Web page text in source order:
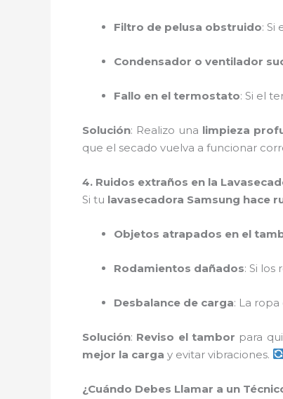
Filtro de pelusa obstruido: Si
Condensador o ventilador
Fallo en el termostato: Si el
Solución: Realizo una limpieza
que el secado vuelva a funcionar
4. Ruidos extraños en la
Si tu lavasecadora Samsung hace
Objetos atrapados en el
Rodamientos dañados: Si los
Desbalance de carga: La
Solución: Reviso el tambor para
mejor la carga y evitar vibraciones.
¿Cuándo Debes Llamar a un